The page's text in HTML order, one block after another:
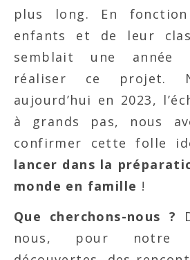
plus long. En
enfants et de leur
semblait une année
réaliser ce projet.
aujourd’hui en 2023,
à grands pas, nous
confirmer cette folle
lancer dans la
monde en famille !
Que cherchons-nous ?
nous, pour notre